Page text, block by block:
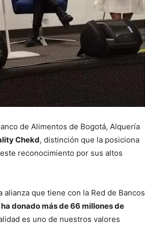
de Alimentos de Bogotá, Alquería
Chekd, distinción que la posiciona
reconocimiento por sus altos
que tiene con la Red de Bancos
donado más de 66 millones de
es uno de nuestros valores